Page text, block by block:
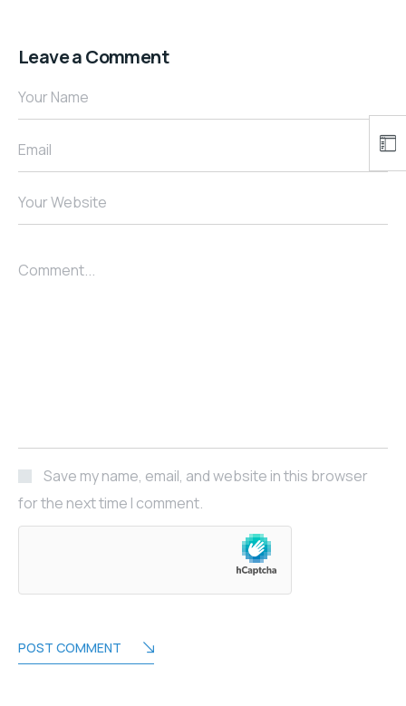
Leave a Comment
Your Name
Email
Your Website
Comment...
Save my name, email, and website in this browser
for the next time I comment.
POST COMMENT